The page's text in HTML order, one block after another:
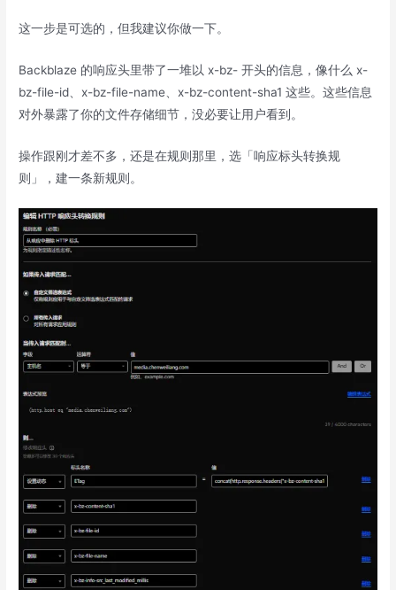
这一步是可选的，但我建议你做一下。
Backblaze 的响应头里带了一堆以 x-bz- 开头的信息，像什么 x-
bz-file-id、x-bz-file-name、x-bz-content-sha1 这些。这些信息
对外暴露了你的文件存储细节，没必要让用户看到。
操作跟刚才差不多，还是在规则那里，选「响应标头转换规
则」，建一条新规则。